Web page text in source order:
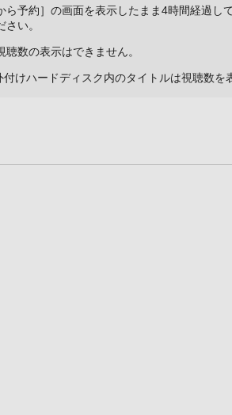
予約］の画面を表示したまま4時間経過し
い。
数の表示はできません。
けハードディスク内のタイトルは視聴数を